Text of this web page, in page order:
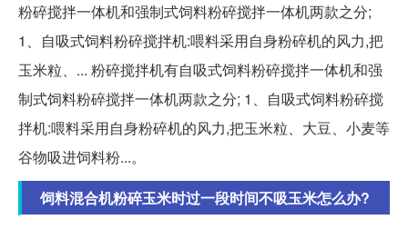
粉碎搅拌一体机和强制式饲料粉碎搅拌一体机两款之分;
1、自吸式饲料粉碎搅拌机:喂料采用自身粉碎机的风力,把
玉米粒、... 粉碎搅拌机有自吸式饲料粉碎搅拌一体机和强
制式饲料粉碎搅拌一体机两款之分; 1、自吸式饲料粉碎搅
拌机:喂料采用自身粉碎机的风力,把玉米粒、大豆、小麦等
谷物吸进饲料粉...。
饲料混合机粉碎玉米时过一段时间不吸玉米怎么办?